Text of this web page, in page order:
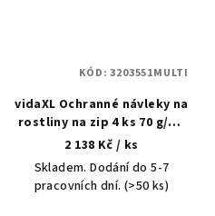
vidaXL Ochranné návleky na
rostliny na zip 4 ks 70 g/m²
2,36 x 2 m
2 138 Kč / ks
Skladem. Dodání do 5-7
pracovních dní.(>50 ks)
KÓD:3203551MULTI